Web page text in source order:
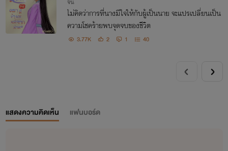
ไม่คิดว่าการที่นางมีใจให้กับผู้เป็นนาย จะแปรเปลี่ยนเป็น
ความโชคร้ายพบจุดจบของชีวิต
3.77K 2 1 40
แสดงความคิดเห็น แฟนบอร์ด